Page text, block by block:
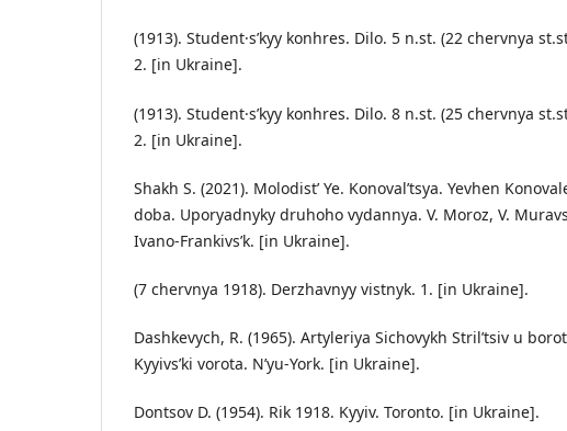
(1913). Student·s’kyy konhres. Dilo. 5 n.st. (22 chervnya
2. [in Ukraine].
(1913). Student·s’kyy konhres. Dilo. 8 n.st. (25 chervnya
2. [in Ukraine].
Shakh S. (2021). Molodist’ Ye. Konoval’tsya. Yevhen
doba. Uporyadnyky druhoho vydannya. V. Moroz, V.
Ivano-Frankivs’k. [in Ukraine].
(7 chervnya 1918). Derzhavnyy vistnyk. 1. [in Ukraine].
Dashkevych, R. (1965). Artyleriya Sichovykh Stril’tsiv u
Kyyivs’ki vorota. N’yu-York. [in Ukraine].
Dontsov D. (1954). Rik 1918. Kyyiv. Toronto. [in Ukraine].